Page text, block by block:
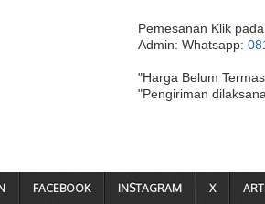
Pemesanan Klik
Admin: Whatsapp:
"Harga Belum
"Pengiriman
FACEBOOK INSTAGRAM X